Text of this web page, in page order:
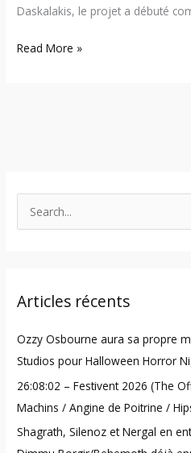
Daskalakis, le projet a débuté
Read More »
c
f
o
r
:
Articles récents
Ozzy Osbourne aura sa propre
Studios pour Halloween Horror
26:08:02 – Festivent 2026 (The
Machins / Angine de Poitrine /
Shagrath, Silenoz et Nergal en